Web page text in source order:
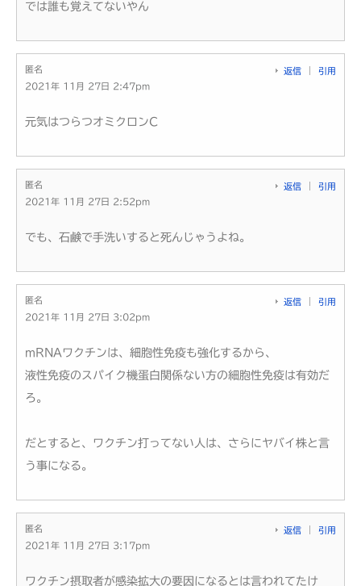
では誰も覚えてないやん
匿名
2021年 11月 27日 2:47pm
返信 引用
元気はつらつオミクロンC
匿名
2021年 11月 27日 2:52pm
返信 引用
でも、石鹸で手洗いすると死んじゃうよね。
匿名
2021年 11月 27日 3:02pm
返信 引用
mRNAワクチンは、細胞性免疫も強化するから、
液性免疫のスパイク機蛋白関係ない方の細胞性免疫は有効だ
ろ。
だとすると、ワクチン打ってない人は、さらにヤバイ株と言
う事になる。
匿名
2021年 11月 27日 3:17pm
返信 引用
ワクチン摂取者が感染拡大の要因になるとは言われてたけ